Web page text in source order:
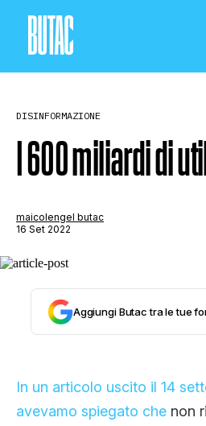
SCIENZA E TECNOLOGIA
SALUTE E MEDICINA
STORIA E CITAZIONI
DISINFORMAZIONE
I 600 miliardi di
maicolengel butac
16 Set 2022
Aggiungi Butac tra le tue
In un articolo uscito il 14
avevamo spiegato che non